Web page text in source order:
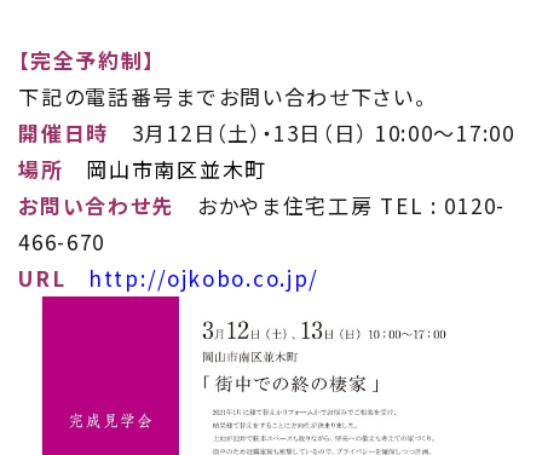
【完全予約制】
下記の電話番号までお問い合わせ下さい。
開催日時 3月12日（土）・13日（日） 10:00～17:00
場所
岡山市南区並木町
お問い合わせ先 おかやま住宅工房 TEL : 0120-
466-670
URL
http://ojkobo.co.jp/